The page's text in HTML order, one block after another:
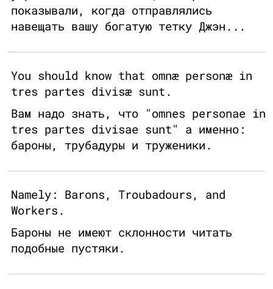
показывали, когда отправлялись
навещать вашу богатую тетку Джэн...
You should know that omnæ personæ in
tres partes divisæ sunt.
Вам надо знать, что "omnes personae in
tres partes divisae sunt" а именно:
бароны, трубадуры и труженики.
Namely: Barons, Troubadours, and
Workers.
Бароны не имеют склонности читать
подобные пустяки.